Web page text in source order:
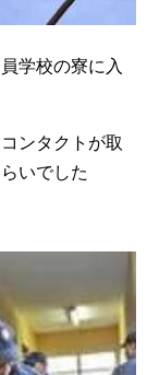
学校の寮に入
ンタクトが取
いでした